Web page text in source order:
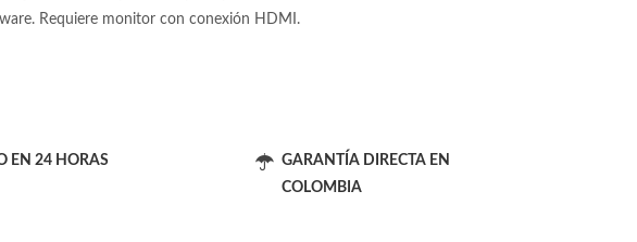
Requiere monitor con conexión HDMI.
EN 24 HORAS
GARANTÍA DIRECTA EN
COLOMBIA